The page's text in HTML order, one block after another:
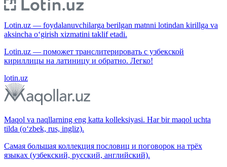
Lotin.uz — foydalanuvchilarga berilgan matnni lotindan kirillga va
aksincha o‘girish xizmatini taklif etadi.
Lotin.uz — поможет транслитерировать с узбекской
кириллицы на латиницу и обратно. Легко!
lotin.uz
Maqol va naqllarning eng katta kolleksiyasi. Har bir maqol uchta
tilda (o‘zbek, rus, ingliz).
Самая большая коллекция пословиц и поговорок на трёх
языках (узбекский, русский, английский).